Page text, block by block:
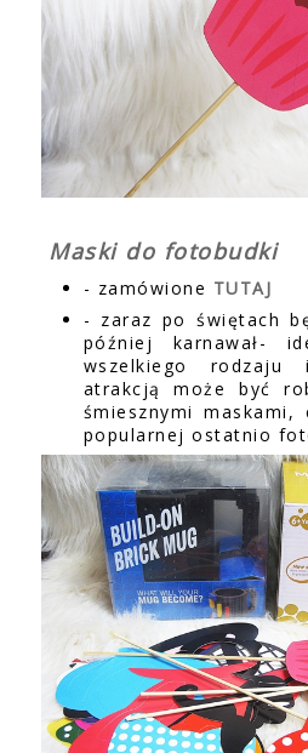
Maski do fotobudki
- zamówione TUTAJ
- zaraz po świętach
później karnawał-
wszelkiego rodzaju
atrakcją może być
śmiesznymi
popularnej ostatnio